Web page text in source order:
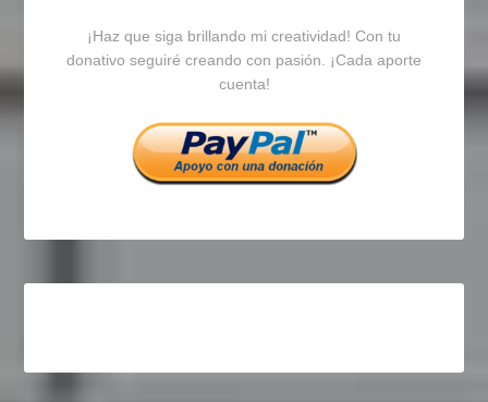
en
Facebook
en
Twitter
en
Instagram
¡Haz que siga brillando mi creatividad! Con tu
donativo seguiré creando con pasión. ¡Cada aporte
cuenta!